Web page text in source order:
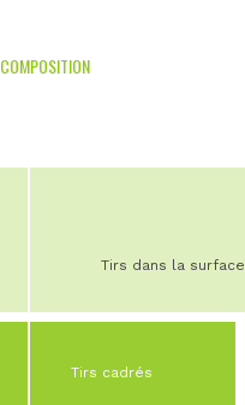
COMPOSITION
Tirs dans la surface
Tirs cadrés